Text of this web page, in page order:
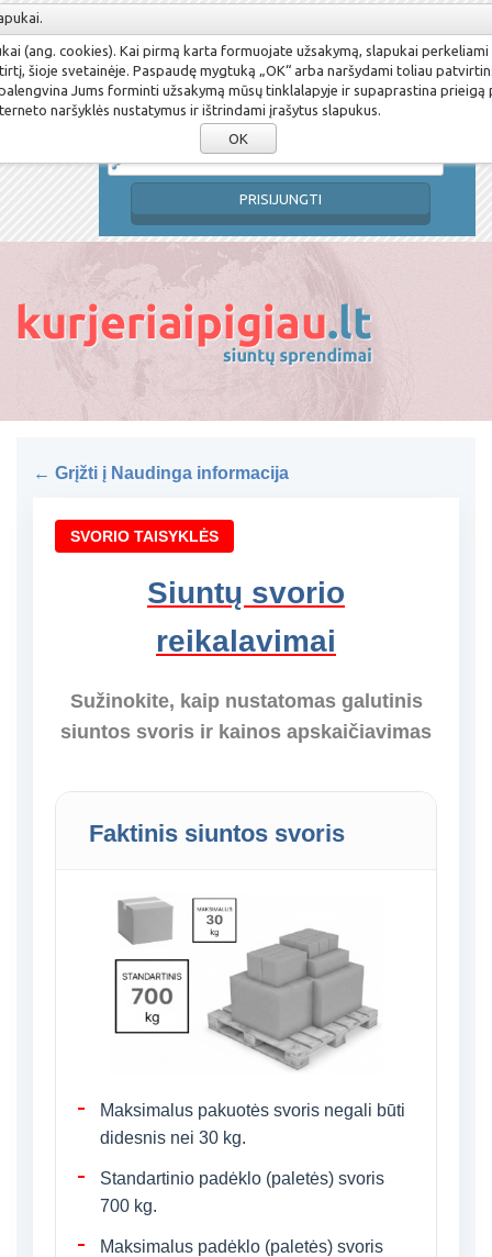
Prisijungimo vardas
PRISIJUNGTI
← Grįžti į Naudinga informacija
SVORIO TAISYKLĖS
Siuntų svorio
reikalavimai
Sužinokite, kaip nustatomas galutinis
siuntos svoris ir kainos apskaičiavimas
Faktinis siuntos svoris
Maksimalus pakuotės svoris negali būti
didesnis nei 30 kg.
Standartinio padėklo (paletės) svoris
700 kg.
Maksimalus padėklo (paletės) svoris
(ang. cookies). Kai pirmą karta formuojate užsakymą, slapukai
šioje svetainėje. Paspaudę mygtuką „OK“ arba naršydami toliau
Jums forminti užsakymą mūsų tinklalapyje ir supaprastina
naršyklės nustatymus ir ištrindami įrašytus slapukus.
OK